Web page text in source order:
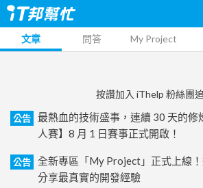
文章 問答 My Project
按讚加入 iThelp 粉絲團
公告
最熱血的技術盛事，連續 30 天的修
人賽】8 月 1 日賽事正式開啟！
公告
全新專區「My Project」正式上線！
分享最真實的開發經驗